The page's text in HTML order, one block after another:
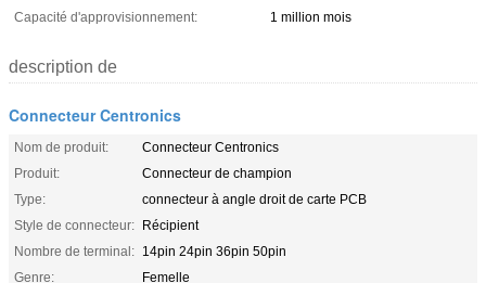
Capacité d'approvisionnement:
1 million mois
description de
Connecteur Centronics
Nom de produit:
Connecteur Centronics
Produit:
Connecteur de champion
Type:
connecteur à angle droit de carte PCB
Style de connecteur: Récipient
Nombre de terminal: 14pin 24pin 36pin 50pin
Genre:
Femelle